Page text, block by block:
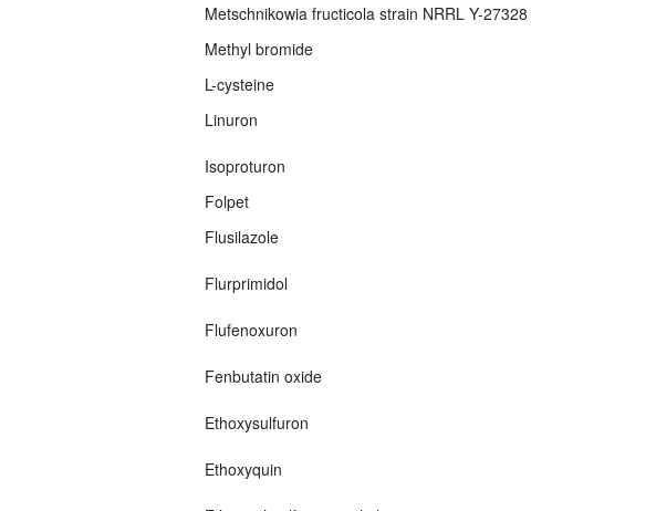
Metschnikowia fructicola strain NRRL Y-27328
Methyl bromide
L-cysteine
Linuron
Isoproturon
Folpet
Flusilazole
Flurprimidol
Flufenoxuron
Fenbutatin oxide
Ethoxysulfuron
Ethoxyquin